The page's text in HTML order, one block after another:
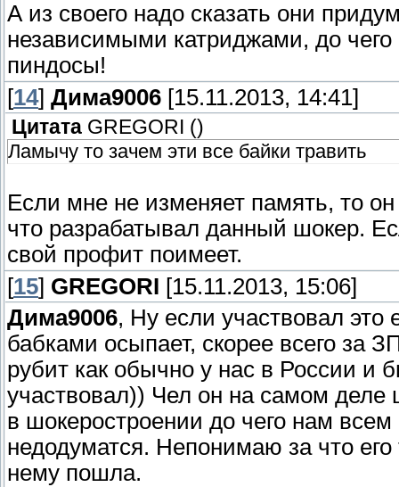
А из своего надо сказать они
независимыми катриджами, до
пиндосы!
[14] Дима9006 [15.11.2013, 14:41]
Цитата GREGORI ()
Ламычу то зачем эти все байки травить
Если мне не изменяет память, то
что разрабатывал данный шокер.
свой профит поимеет.
[15] GREGORI [15.11.2013, 15:06]
Дима9006, Ну если участвовал это
бабками осыпает, скорее всего за
рубит как обычно у нас в России и
участвовал)) Чел он на самом деле
в шокеростроении до чего нам
недодуматся. Непонимаю за что его
нему пошла.